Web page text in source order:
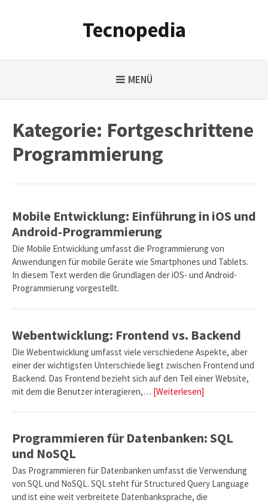
Tecnopedia
MENÜ
Kategorie: Fortgeschrittene
Programmierung
Mobile Entwicklung: Einführung in iOS und
Android-Programmierung
Die Mobile Entwicklung umfasst die Programmierung von
Anwendungen für mobile Geräte wie Smartphones und Tablets.
In diesem Text werden die Grundlagen der iOS- und Android-
Programmierung vorgestellt.
Webentwicklung: Frontend vs. Backend
Die Webentwicklung umfasst viele verschiedene Aspekte, aber
einer der wichtigsten Unterschiede liegt zwischen Frontend und
Backend. Das Frontend bezieht sich auf den Teil einer Website,
mit dem die Benutzer interagieren,… [Weiterlesen]
Programmieren für Datenbanken: SQL
und NoSQL
Das Programmieren für Datenbanken umfasst die Verwendung
von SQL und NoSQL. SQL steht für Structured Query Language
und ist eine weit verbreitete Datenbanksprache, die